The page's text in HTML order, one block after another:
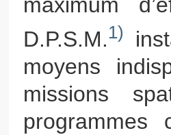
D.P.S.M.1)
moyens
missions
programmes